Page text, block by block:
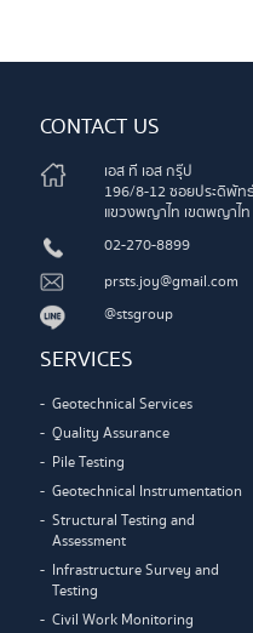
CONTACT US
เอส ที เอส กรุ๊ป
196/8-12 ซอยประดิพั
แขวงพญาไท เขตพญาไ
02-270-8899
prsts.joy@gmail.com
@stsgroup
SERVICES
Geotechnical Services
Quality Assurance
Pile Testing
Geotechnical Instrumentation
Structural Testing and
Assessment
Infrastructure Survey and
Testing
Civil Work Monitoring